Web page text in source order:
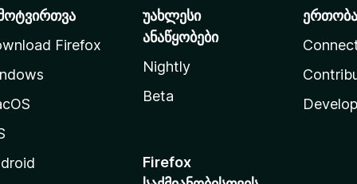
Firefox
უახლესი
ანაწყობები
Nightly
Beta
Firefox
ერთობა